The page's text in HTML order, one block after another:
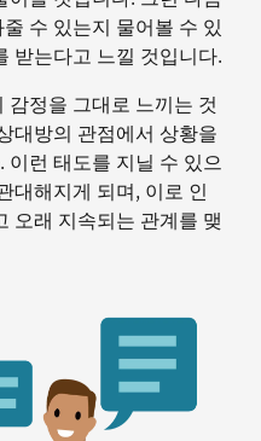
수 있는지 물어볼 수 있
받는다고 느낄 것입니다.
정을 그대로 느끼는 것
대방의 관점에서 상황을
이런 태도를 지닐 수 있으
대해지게 되며, 이로 인
오래 지속되는 관계를 맺